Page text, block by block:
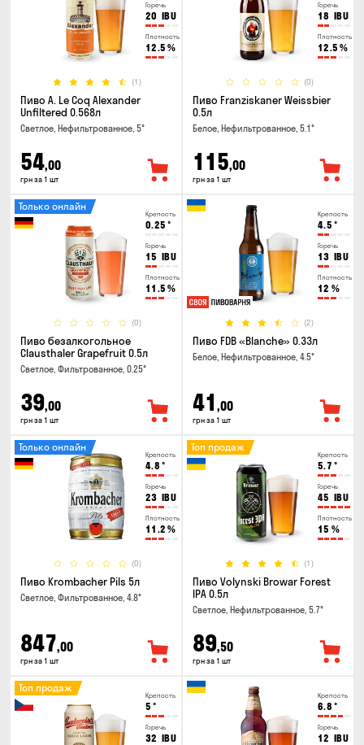
Горечь
20 IBU
Плотность
12.5 %
(1)
Пиво A. Le Coq Alexander
Unfiltered 0.568л
Светлое, Нефильтрованное, 5°
54,00
грн за 1 шт
Горечь
18 IBU
Плотность
12.5 %
(0)
Пиво Franziskaner Weissbier
0.5л
Белое, Нефильтрованное, 5.1°
115,00
грн за 1 шт
Крепость
0.25 °
Горечь
15 IBU
Плотность
11.5 %
(0)
Только онлайн
Пиво безалкогольное
Clausthaler Grapefruit 0.5л
Светлое, Фильтрованное, 0.25°
39,00
грн за 1 шт
Крепость
4.5 °
Горечь
13 IBU
Плотность
12 %
(2)
Пиво FDB «Blanche» 0.33л
Белое, Нефильтрованное, 4.5°
41 ,00
грн за 1 шт
Крепость
4.8 °
Горечь
23 IBU
Плотность
11.2 %
(0)
Только онлайн
Пиво Krombacher Pils 5л
Светлое, Фильтрованное, 4.8°
847,00
грн за 1 шт
Крепость
5.7 °
Горечь
45 IBU
Плотность
15 %
(1)
Топ продаж
Пиво Volynski Browar Forest
IPA 0.5л
Светлое, Нефильтрованное, 5.7°
89,50
грн за 1 шт
Крепость
5 °
Горечь
32 IBU
Топ продаж
Крепость
6.8 °
Горечь
12 IBU